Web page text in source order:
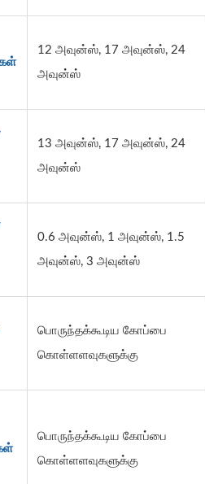
12 அவுன்ஸ், 17 அவுன்ஸ், 24
அவுன்ஸ்
13 அவுன்ஸ், 17 அவுன்ஸ், 24
அவுன்ஸ்
0.6 அவுன்ஸ், 1 அவுன்ஸ், 1.5
அவுன்ஸ், 3 அவுன்ஸ்
பொருந்தக்கூடிய கோப்பை
கொள்ளளவுகளுக்கு
பொருந்தக்கூடிய கோப்பை
கொள்ளளவுகளுக்கு